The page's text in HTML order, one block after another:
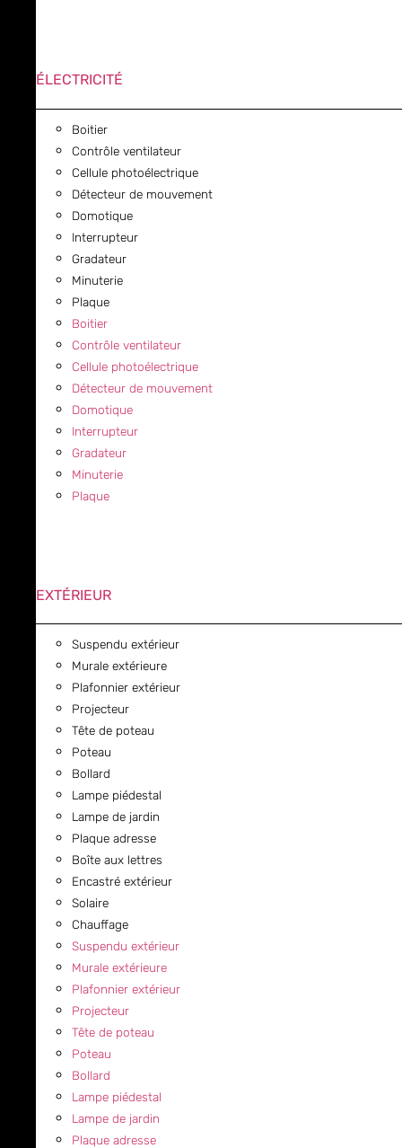
ÉLECTRICITÉ
Boitier
Contrôle ventilateur
Cellule photoélectrique
Détecteur de mouvement
Domotique
Interrupteur
Gradateur
Minuterie
Plaque
Boitier
Contrôle ventilateur
Cellule photoélectrique
Détecteur de mouvement
Domotique
Interrupteur
Gradateur
Minuterie
Plaque
EXTÉRIEUR
Suspendu extérieur
Murale extérieure
Plafonnier extérieur
Projecteur
Tête de poteau
Poteau
Bollard
Lampe piédestal
Lampe de jardin
Plaque adresse
Boîte aux lettres
Encastré extérieur
Solaire
Chauffage
Suspendu extérieur
Murale extérieure
Plafonnier extérieur
Projecteur
Tête de poteau
Poteau
Bollard
Lampe piédestal
Lampe de jardin
Plaque adresse